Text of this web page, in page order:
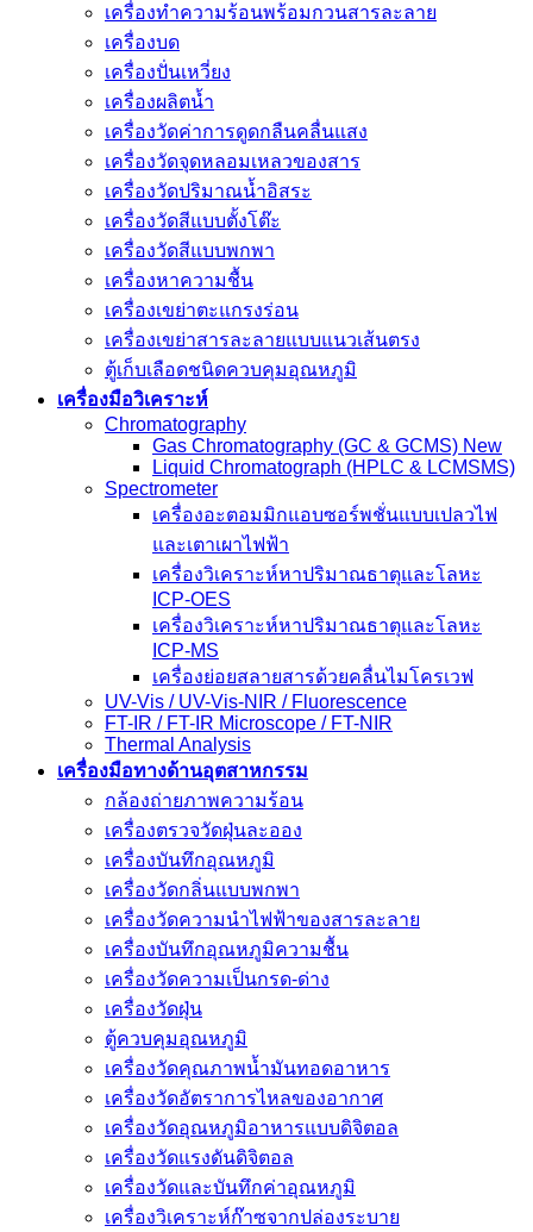
เครื่องทำความร้อนพร้อมกวนสารละลาย
เครื่องบด
เครื่องปั่นเหวี่ยง
เครื่องผลิตน้ำ
เครื่องวัดค่าการดูดกลืนคลื่นแสง
เครื่องวัดจุดหลอมเหลวของสาร
เครื่องวัดปริมาณน้ำอิสระ
เครื่องวัดสีแบบตั้งโต๊ะ
เครื่องวัดสีแบบพกพา
เครื่องหาความชื้น
เครื่องเขย่าตะแกรงร่อน
เครื่องเขย่าสารละลายแบบแนวเส้นตรง
ตู้เก็บเลือดชนิดควบคุมอุณหภูมิ
เครื่องมือวิเคราะห์
Chromatography
Gas Chromatography (GC & GCMS) New
Liquid Chromatograph (HPLC & LCMSMS)
Spectrometer
เครื่องอะตอมมิกแอบซอร์พชั่นแบบเปลวไฟ
และเตาเผาไฟฟ้า
เครื่องวิเคราะห์หาปริมาณธาตุและโลหะ
ICP-OES
เครื่องวิเคราะห์หาปริมาณธาตุและโลหะ
ICP-MS
เครื่องย่อยสลายสารด้วยคลื่นไมโครเวฟ
UV-Vis / UV-Vis-NIR / Fluorescence
FT-IR / FT-IR Microscope / FT-NIR
Thermal Analysis
เครื่องมือทางด้านอุตสาหกรรม
กล้องถ่ายภาพความร้อน
เครื่องตรวจวัดฝุ่นละออง
เครื่องบันทึกอุณหภูมิ
เครื่องวัดกลิ่นแบบพกพา
เครื่องวัดความนําไฟฟ้าของสารละลาย
เครื่องบันทึกอุณหภูมิความชื้น
เครื่องวัดความเป็นกรด-ด่าง
เครื่องวัดฝุ่น
ตู้ควบคุมอุณหภูมิ
เครื่องวัดคุณภาพน้ำมันทอดอาหาร
เครื่องวัดอัตราการไหลของอากาศ
เครื่องวัดอุณหภูมิอาหารแบบดิจิตอล
เครื่องวัดแรงดันดิจิตอล
เครื่องวัดและบันทึกค่าอุณหภูมิ
เครื่องวิเคราะห์ก๊าซจากปล่องระบาย